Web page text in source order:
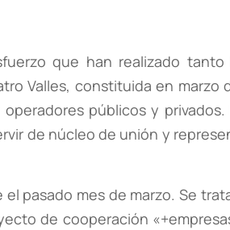
que han realizado
Valles, constituida en marzo
públicos y privados.
de núcleo de unión y
pasado mes de marzo. Se
de cooperación